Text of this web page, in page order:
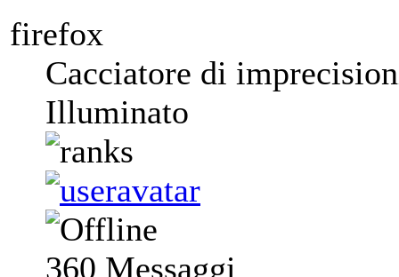
firefox
Cacciatore di
Illuminato
360 Messaggi